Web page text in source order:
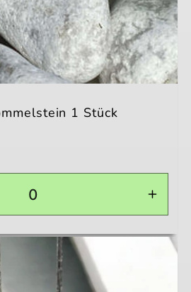
1 Stück
die